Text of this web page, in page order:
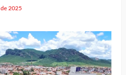
2025